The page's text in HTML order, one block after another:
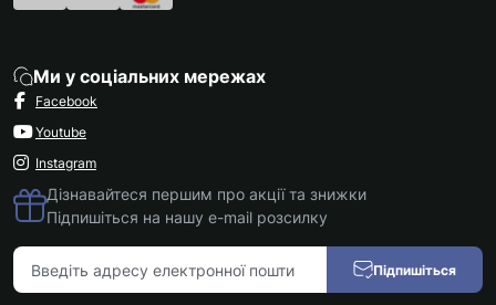
Ми у соціальних мережах
Facebook
Youtube
Instagram
Дізнавайтеся першим про акції та знижки
Підпишіться на нашу e-mail розсилку
Підпишіться